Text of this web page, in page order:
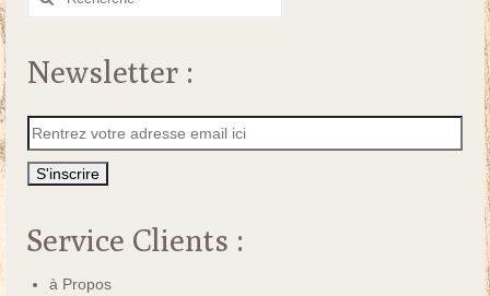
Newsletter :
Service Clients :
à Propos